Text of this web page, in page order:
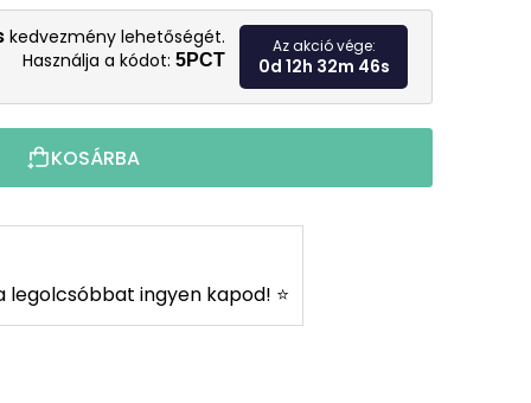
Egységár:
kedvezmény lehetőségét.
Használja a kódot: 5PCT
Az akció vége:
0d 12h 32m 45s
KOSÁRBA
legolcsóbbat ingyen kapod! ⭐